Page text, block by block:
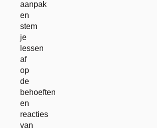
aanpak
en
stem
je
lessen
af
op
de
behoeften
en
reacties
van